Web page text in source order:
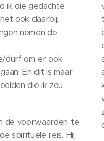
ik die gedachte
ook daarbij.
nemen de
durf om er ook
En dit is maar
die ik zou
de voorwaarden te
spirituele reis. Hij